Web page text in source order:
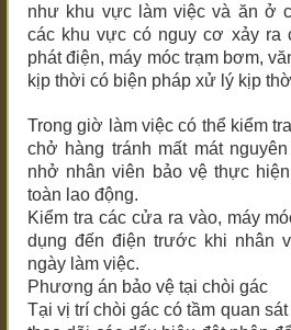
như khu vực làm việc và ăn ở
các khu vực có nguy cơ xảy ra
phát điện, máy móc trạm bơm,
kịp thời có biện pháp xử lý kịp
Trong giờ làm việc có thể kiểm
chở hàng tránh mất mát
nhở nhân viên bảo vệ thực
toàn lao động.
Kiểm tra các cửa ra vào, máy
dụng đến điện trước khi nhân
ngày làm việc.
Phương án bảo vệ tại chòi gác
Tại vị trí chòi gác có tầm quan